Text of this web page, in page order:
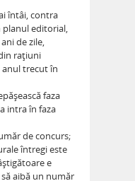
întâi, contra
editorial,
de zile,
raţiuni
trecut în
faza
intra în faza
de concurs;
întregi este
e
aibă un număr